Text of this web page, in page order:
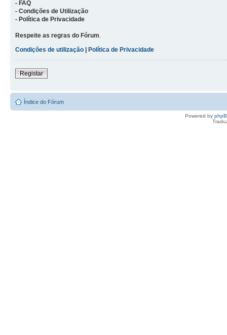
- FAQ
- Condições de Utilização
- Política de Privacidade
Respeite as regras do Fórum
Condições de utilização | Política de Privacidade
Registar
Índice do Fórum
Powered by